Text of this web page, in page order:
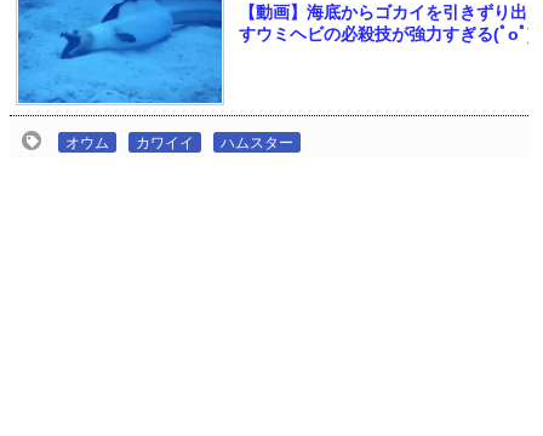
【動画】海底からゴカイを引きずり出
すウミヘビの必殺技が強力すぎる(ﾟoﾟ)
オウム カワイイ ハムスター